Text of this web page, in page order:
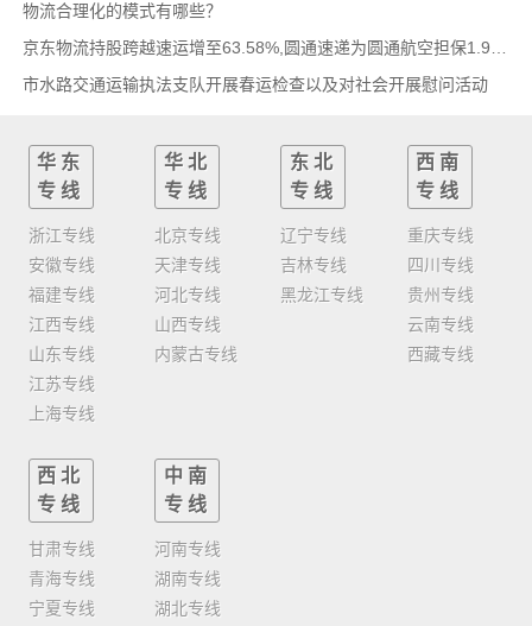
物流合理化的模式有哪些？
市水路交通运输执法支队开展春运检查以及对社会开展慰问活动
华东
专线
浙江专线
安徽专线
福建专线
江西专线
山东专线
江苏专线
上海专线
华北
专线
北京专线
天津专线
河北专线
山西专线
内蒙古专线
东北
专线
辽宁专线
吉林专线
黑龙江专线
西南
专线
重庆专线
四川专线
贵州专线
云南专线
西藏专线
西北
专线
甘肃专线
青海专线
宁夏专线
中南
专线
河南专线
湖南专线
湖北专线